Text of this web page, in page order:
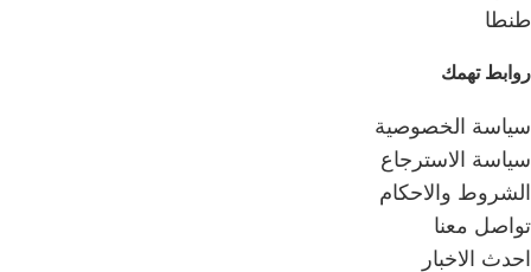
طنطا
روابط تهمك
سياسة الخصوصية
سياسة الاسترجاع
الشروط والاحكام
تواصل معنا
احدث الاخبار